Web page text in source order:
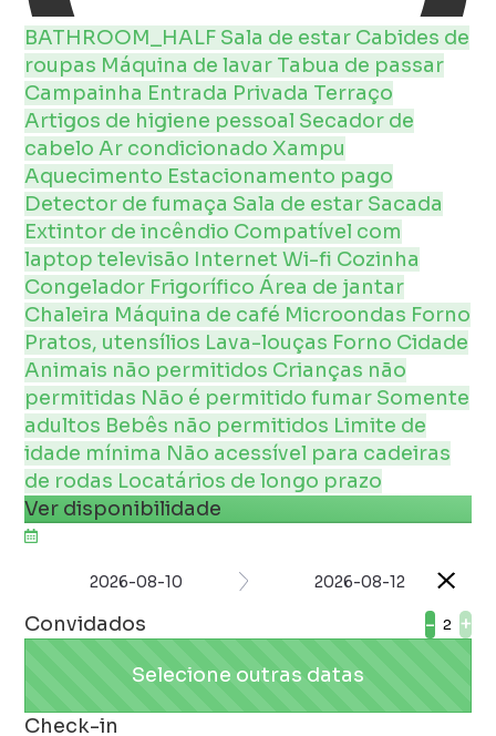
BATHROOM_HALF Sala de estar Cabides de
roupas Máquina de lavar Tabua de passar
Campainha Entrada Privada Terraço
Artigos de higiene pessoal Secador de
cabeloAr condicionadoXampu
Aquecimento Estacionamento pago
Detector de fumaça Sala de estar Sacada
Extintor de incêndio Compatível com
laptoptelevisão InternetWi-fi Cozinha
Congelador FrigoríficoÁrea de jantar
Chaleira Máquina de café Microondas Forno
Pratos, utensílios Lava-louças Forno Cidade
Animais não permitidos Crianças não
permitidas Não é permitido fumar Somente
adultos Bebês não permitidos Limite de
idade mínima Não acessível para cadeiras
de rodas Locatários de longo prazo
Ver disponibilidade
2026-08-10 2026-08-12
Convidados - +
Selecione outras datas
Check-in